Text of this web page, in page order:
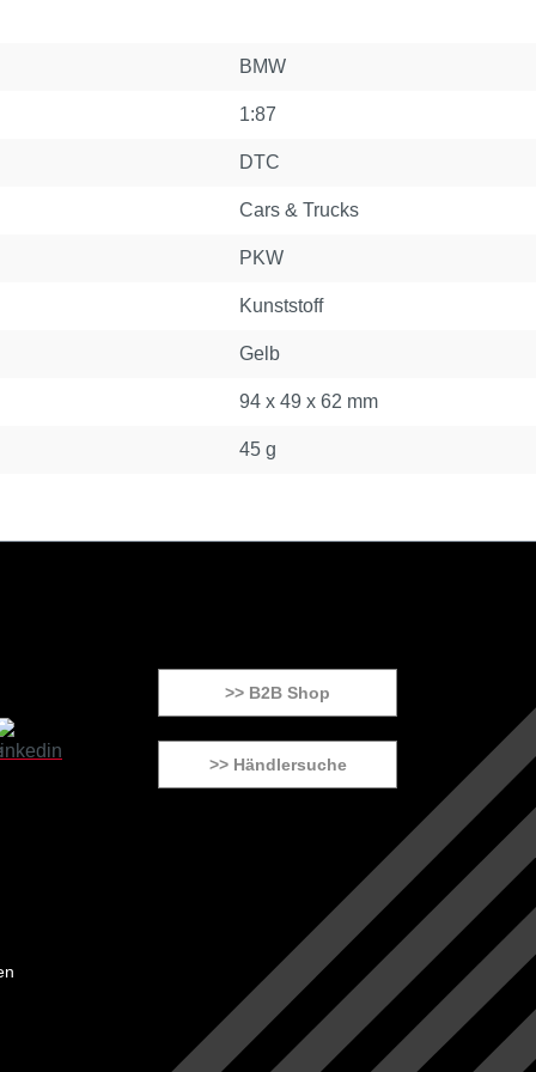
BMW
1:87
DTC
Cars & Trucks
PKW
Kunststoff
Gelb
94 x 49 x 62 mm
45 g
>> B2B Shop
>> Händlersuche